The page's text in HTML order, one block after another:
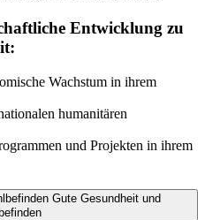
Entwicklung zu
Wachstum in ihrem
humanitären
und Projekten in ihrem
Gute Gesundheit und